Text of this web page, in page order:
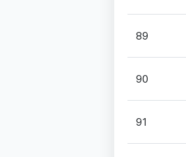
89
90
91